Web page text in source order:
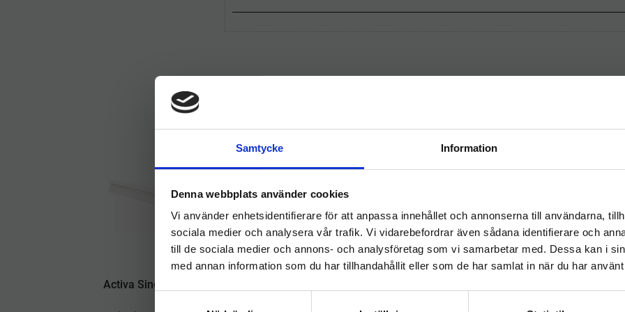
Samtycke Information
Denna webbplats använder cookies
Vi använder enhetsidentifierare för att anpassa innehållet och annonserna till användarna,
sociala medier och analysera vår trafik. Vi vidarebefordrar även sådana identifierare och
till de sociala medier och annons- och analysföretag som vi samarbetar med. Dessa kan i
med annan information som du har tillhandahållit eller som de har samlat in när du har
Activa Singleblade 70cm
hygieneleeds.se
Vill du handla som företag eller privatperson?
FÖRETAG
Priser visas exkl. moms
PRIVAT
Priser visas inkl. moms